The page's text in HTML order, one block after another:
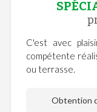
C'est avec
compétente
ou terrasse.
Obtention